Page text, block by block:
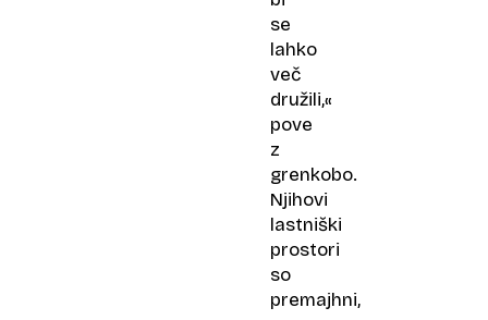
se
lahko
več
družili,«
pove
z
grenkobo.
Njihovi
lastniški
prostori
so
premajhni,